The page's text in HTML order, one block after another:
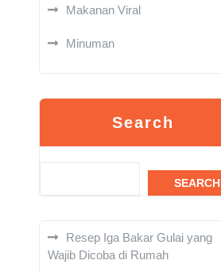
Makanan Viral
Minuman
Search
SEARCH
Resep Iga Bakar Gulai yang
Wajib Dicoba di Rumah